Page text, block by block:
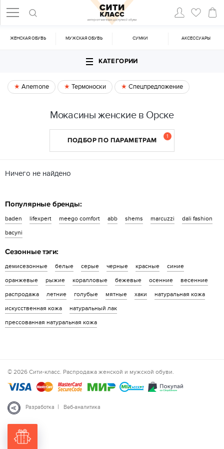
ЖЕНСКАЯ ОБУВЬ МУЖСКАЯ ОБУВЬ CУМКИ АКСЕССУАРЫ
КАТЕГОРИИ
Anemone Термоноски Спецпредложение
Мокасины женские в Орске
ПОДБОР ПО ПАРАМЕТРАМ 1
Ничего не найдено
Популярные бренды:
baden lifexpert meego comfort abb shems marcuzzi
dali fashion
bacyni
Сезонные тэги:
демисезонные белые серые черные красные
синие
оранжевые
рыжие коралловые бежевые осенние
весенние
распродажа
летние голубые мятные хаки
натуральная кожа
искусственная кожа
натуральный лак
прессованная натуральная кожа
© 2026 Сити-класс. Распродажа женской и мужской обуви.
Разработка | Веб-аналитика